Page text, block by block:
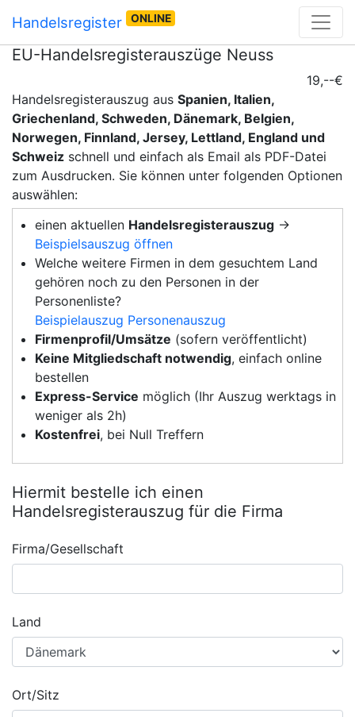
Handelsregister ONLINE
EU-Handelsregisterauszüge Neuss
19,--€
Handelsregisterauszug aus Spanien, Italien,
Griechenland, Schweden, Dänemark, Belgien,
Norwegen, Finnland, Jersey, Lettland, England und
Schweiz schnell und einfach als Email als PDF-Datei
zum Ausdrucken. Sie können unter folgenden Optionen
auswählen:
einen aktuellen Handelsregisterauszug →
Beispielsauszug öffnen
Welche weitere Firmen in dem gesuchtem Land
gehören noch zu den Personen in der
Personenliste?
Beispielauszug Personenauszug
Firmenprofil/Umsätze (sofern veröffentlicht)
Keine Mitgliedschaft notwendig, einfach online
bestellen
Express-Service möglich (Ihr Auszug werktags in
weniger als 2h)
Kostenfrei, bei Null Treffern
Hiermit bestelle ich einen
Handelsregisterauszug für die Firma
Firma/Gesellschaft
Land
Ort/Sitz